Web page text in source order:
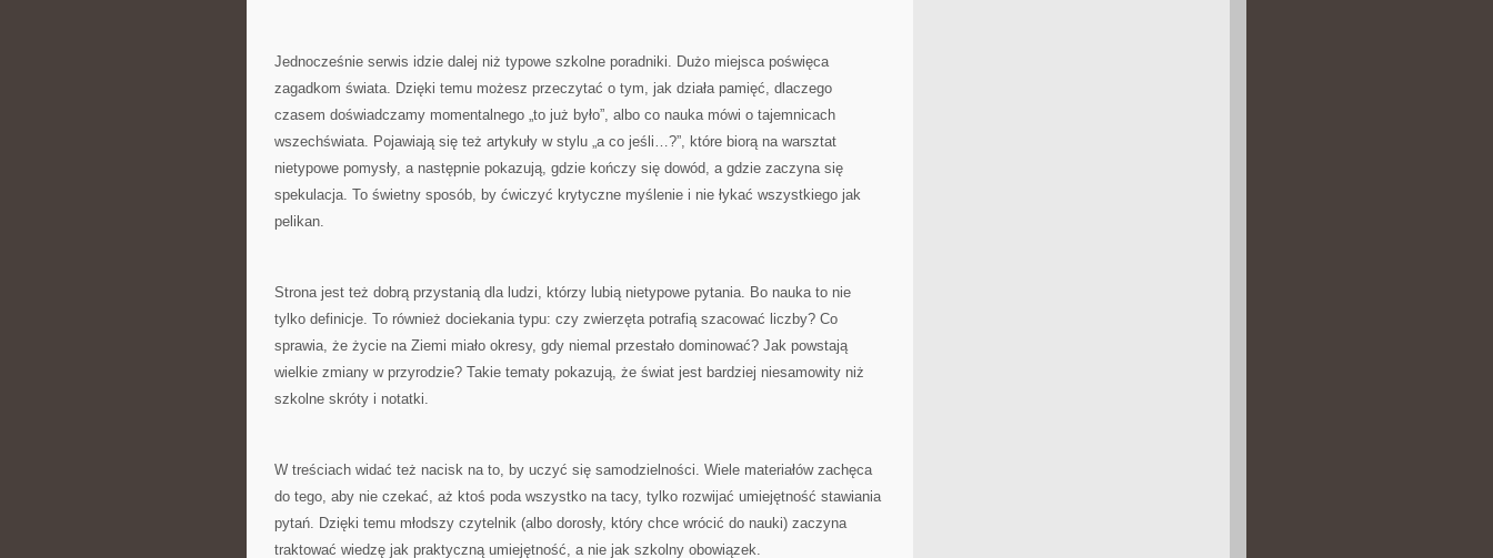
Jednocześnie serwis idzie dalej niż typowe szkolne poradniki. Dużo miejsca poświęca
zagadkom świata. Dzięki temu możesz przeczytać o tym, jak działa pamięć, dlaczego
czasem doświadczamy momentalnego „to już było”, albo co nauka mówi o tajemnicach
wszechświata. Pojawiają się też artykuły w stylu „a co jeśli…?”, które biorą na warsztat
nietypowe pomysły, a następnie pokazują, gdzie kończy się dowód, a gdzie zaczyna się
spekulacja. To świetny sposób, by ćwiczyć krytyczne myślenie i nie łykać wszystkiego jak
pelikan.
Strona jest też dobrą przystanią dla ludzi, którzy lubią nietypowe pytania. Bo nauka to nie
tylko definicje. To również dociekania typu: czy zwierzęta potrafią szacować liczby? Co
sprawia, że życie na Ziemi miało okresy, gdy niemal przestało dominować? Jak powstają
wielkie zmiany w przyrodzie? Takie tematy pokazują, że świat jest bardziej niesamowity niż
szkolne skróty i notatki.
W treściach widać też nacisk na to, by uczyć się samodzielności. Wiele materiałów zachęca
do tego, aby nie czekać, aż ktoś poda wszystko na tacy, tylko rozwijać umiejętność stawiania
pytań. Dzięki temu młodszy czytelnik (albo dorosły, który chce wrócić do nauki) zaczyna
traktować wiedzę jak praktyczną umiejętność, a nie jak szkolny obowiązek.